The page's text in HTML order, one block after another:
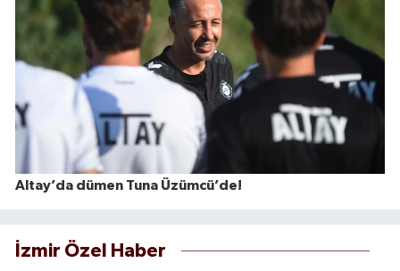
Altay’da dümen Tuna Üzümcü’de!
İzmir Özel Haber